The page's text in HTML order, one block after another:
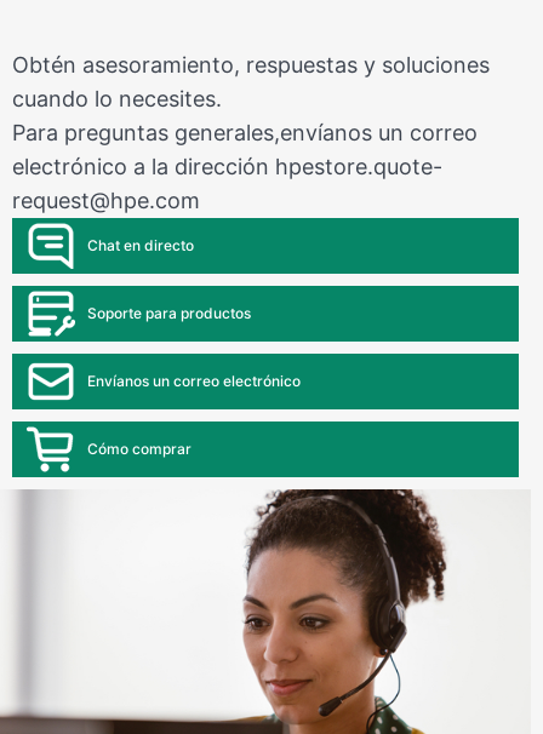
Obtén asesoramiento, respuestas y soluciones
cuando lo necesites.
Para preguntas generales,envíanos un correo
electrónico a la dirección hpestore.quote-
request@hpe.com
Chat en directo
Soporte para productos
Envíanos un correo electrónico
Cómo comprar